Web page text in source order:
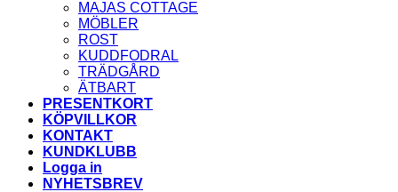
MAJAS COTTAGE
MÖBLER
ROST
KUDDFODRAL
TRÄDGÅRD
ÄTBART
PRESENTKORT
KÖPVILLKOR
KONTAKT
KUNDKLUBB
Logga in
NYHETSBREV